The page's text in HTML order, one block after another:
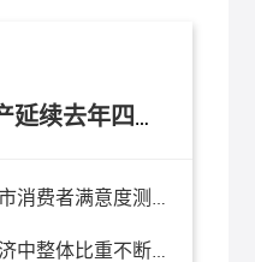
1—2月份工业生产延续去年四季度以来逐月回升态势
评报告 杭州位列全国百城第二
断上升 在未来有无限的前景